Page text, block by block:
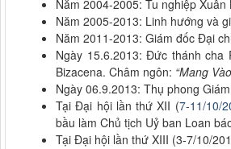
Năm 2004-2005: Tu nghiệp
Năm 2005-2013: Linh hướng và
Năm 2011-2013: Giám đốc Đại
Ngày 15.6.2013: Đức thánh
Bizacena. Châm ngôn: “Mang
Ngày 06.9.2013: Thụ phong
Tại Đại hội lần thứ XII (7-11/10/
bầu làm Chủ tịch Uỷ ban Loan
Tại Đại hội lần thứ XIII (3-7/10/